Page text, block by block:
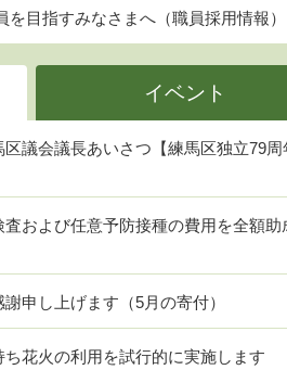
を目指すみなさまへ（職員採用情報）
イベント
区議会議長あいさつ【練馬区独立79周
査および任意予防接種の費用を全額助
申し上げます（5月の寄付）
ち花火の利用を試行的に実施します